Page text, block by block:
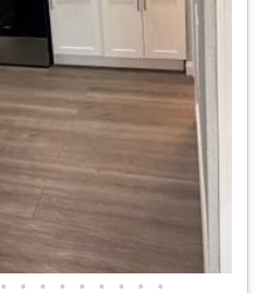
• • • • • • • • •